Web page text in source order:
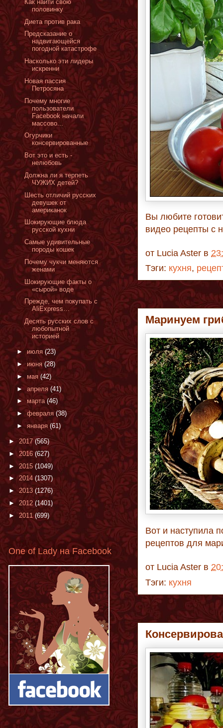
Вы любите
видео рецепты с
от Lucia Aster в
Тэги: кухня,
Маринуем
Вот и наступила
рецептов для
от Lucia Aster в
Тэги: кухня
Как найти свою
половинку
Диета против рака
Предсказание о
надвигающейся
погодной катастрофе
Насколько эти лидеры
искренни
Новая пассия
Петросяна
Почему многие
пользователи
Facebook начали
массово...
Огурчики
консервированные
Вот это и есть -
нелюбовь
Должна ли я терпеть
ЧУЖИХ детей?
Шесть отличий русских
девушек от
американок
Шокирующие блюда
русской кухни
Самые удивительные
породы кошек
Почему чукчи меняются
женами
Шокирующие факты о
«сырой» воде
Прежде, чем покупать с
AliExpress…
Десять русских слов с
любопытной
историей
►июля (23)
► июня(28)
► мая (42)
► апреля (41)
► марта(46)
►февраля (38)
► января (61)
► 2017 (565)
► 2016 (627)
►2015 (1049)
► 2014 (1307)
► 2013 (1276)
► 2012 (1401)
►2011 (699)
One of Lady на Facebook